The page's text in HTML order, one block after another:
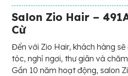
Salon Zio Hair –
Cừ
Đến với Zio Hair, khách hàng
tóc, nghỉ ngơi, thư giãn và
Gần 10 năm hoạt động, salon